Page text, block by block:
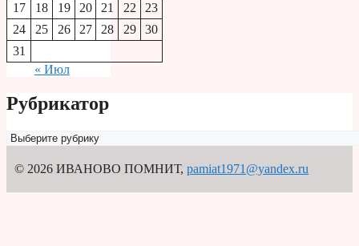
17
18 19 20 21 22
23
24
25 26 27 28 29
30
31
« Июл
Рубрикатор
Рубрикатор
© 2026 ИВАНОВО ПОМНИТ, pamiat1971@yandex.ru